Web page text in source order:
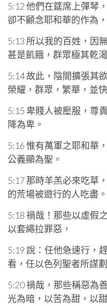
5:12 他們在筵席上彈琴
卻不顧念耶和華的作為
5:13 所以我的百姓，因
甚是飢餓，群眾極其乾渴
5:14 故此，陰間擴張其
榮耀，群眾，繁華，並
5:15 卑賤人被壓服，尊
降為卑。
5:16 惟有萬軍之耶和華
公義顯為聖。
5:17 那時羊羔必來吃草
的荒場被遊行的人吃盡。
5:18 禍哉！那些以虛假
以套繩拉罪惡，
5:19 說：任他急速行，
看，任以色列聖者所謀
5:20 禍哉，那些稱惡為
光為暗，以苦為甜，以